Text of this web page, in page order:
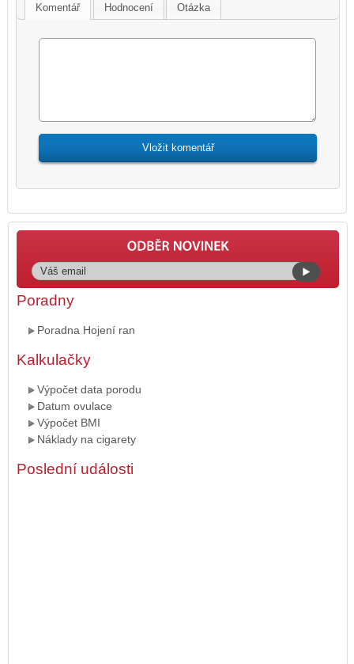
Komentář Hodnocení Otázka
Poradny
Poradna Hojení ran
Kalkulačky
Výpočet data porodu
Datum ovulace
Výpočet BMI
Náklady na cigarety
Poslední události